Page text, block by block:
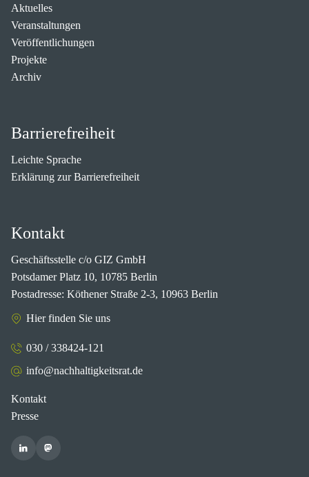
Aktuelles
Veranstaltungen
Veröffentlichungen
Projekte
Archiv
Barrierefreiheit
Leichte Sprache
Erklärung zur Barrierefreiheit
Kontakt
Geschäftsstelle c/o GIZ GmbH
Potsdamer Platz 10, 10785 Berlin
Postadresse: Köthener Straße 2-3, 10963 Berlin
Hier finden Sie uns
030 / 338424-121
info@nachhaltigkeitsrat.de
Kontakt
Presse